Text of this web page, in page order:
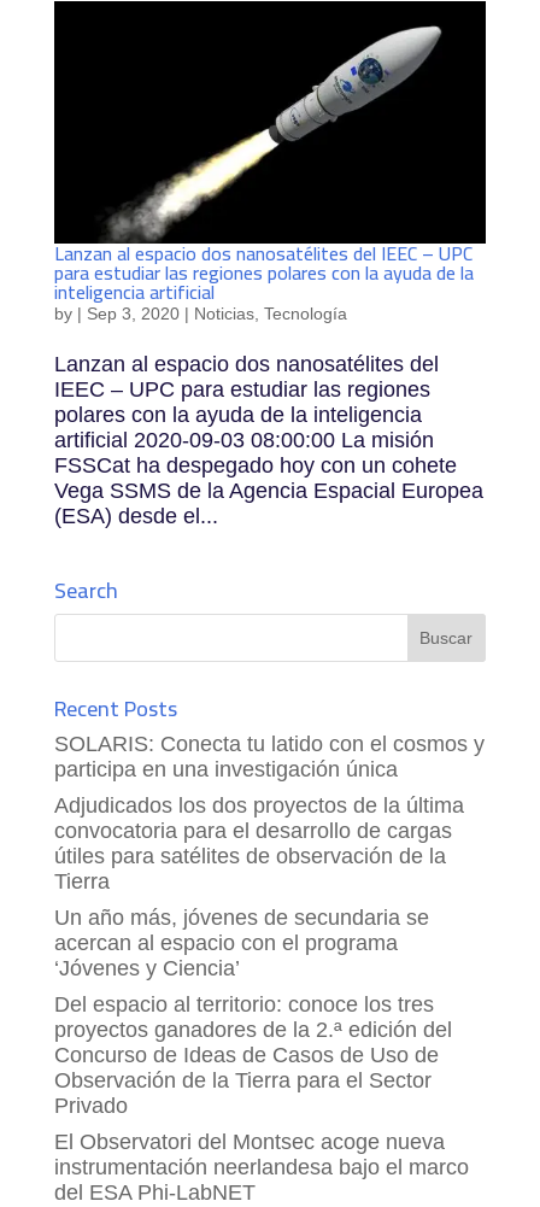
Lanzan al espacio dos nanosatélites del IEEC – UPC
para estudiar las regiones polares con la ayuda de la
inteligencia artificial
by | Sep 3, 2020| Noticias, Tecnología
Lanzan al espacio dos nanosatélites del
IEEC – UPC para estudiar las regiones
polares con la ayuda de la inteligencia
artificial 2020-09-03 08:00:00 La misión
FSSCat ha despegado hoy con un cohete
Vega SSMS de la Agencia Espacial Europea
(ESA) desde el...
Search
Recent Posts
SOLARIS: Conecta tu latido con el cosmos y
participa en una investigación única
Adjudicados los dos proyectos de la última
convocatoria para el desarrollo de cargas
útiles para satélites de observación de la
Tierra
Un año más, jóvenes de secundaria se
acercan al espacio con el programa
‘Jóvenes y Ciencia’
Del espacio al territorio: conoce los tres
proyectos ganadores de la 2.ª edición del
Concurso de Ideas de Casos de Uso de
Observación de la Tierra para el Sector
Privado
El Observatori del Montsec acoge nueva
instrumentación neerlandesa bajo el marco
del ESA Phi-LabNET